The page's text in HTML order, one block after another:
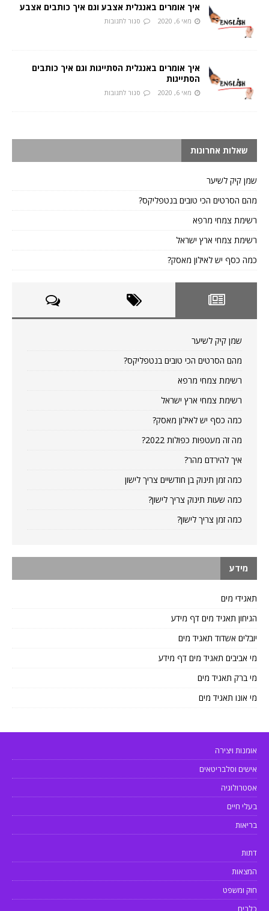
איך אומרים באנגלית אצבע וגם איך כותבים אצבע
מאי 6, 2020 סגור לתגובות
איך אומרים באנגלית הסתייגות וגם איך כותבים
הסתייגות
מאי 6, 2020 סגור לתגובות
שאלות אחרונות
שמן קיק לשיער
מהם הסרטים הכי טובים בנטפליקס?
רשימת צמחי מרפא
רשימת צמחי ארץ ישראל
כמה כסף יש לאילון מאסק?
שמן קיק לשיער
מהם הסרטים הכי טובים בנטפליקס?
רשימת צמחי מרפא
רשימת צמחי ארץ ישראל
כמה כסף יש לאילון מאסק?
מה זה מעטפות כפולות 2022?
איך להירדם מהר?
כמה זמן תינוק בן חודשיים צריך לישון
כמה שעות תינוק צריך לישון?
כמה זמן צריך לישון?
מידע
תאגידי מים
הגיחון תאגיד מים דף מידע
יובלים אשדוד תאגיד מים
מי אביבים תאגיד מים דף מידע
מי ברק תאגיד מים
מי אונו תאגיד מים
אומנות ויצירה
אישים וסלבריטאים
אסטרולוגיה
בעלי חיים
בריאות
דתות
המצאות
חוק ומשפט
כלבים